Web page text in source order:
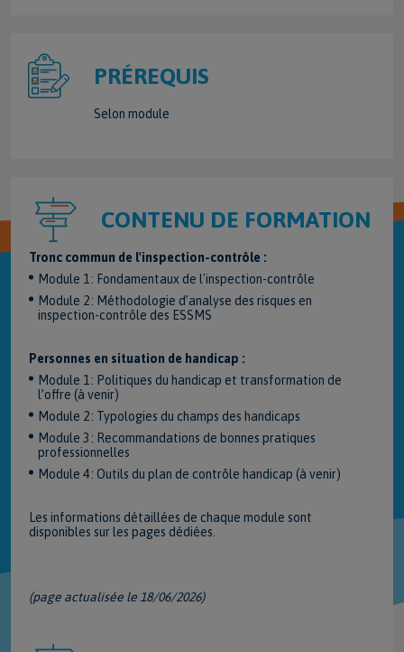
PRÉREQUIS
Selon module
CONTENU DE FORMATION
Tronc commun de l'inspection-contrôle :
Module 1 : Fondamentaux de l'inspection-contrôle
Module 2 : Méthodologie d’analyse des risques en
inspection-contrôle des ESSMS
Personnes en situation de handicap :
Module 1 : Politiques du handicap et transformation de
l’offre (à venir)
Module 2 : Typologies du champs des handicaps
Module 3 : Recommandations de bonnes pratiques
professionnelles
Module 4 : Outils du plan de contrôle handicap (à venir)
Les informations détaillées de chaque module sont
disponibles sur les pages dédiées.
(page actualisée le 18/06/2026)